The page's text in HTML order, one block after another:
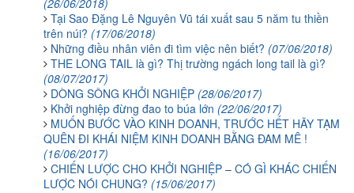
(26/06/2018)
Tại Sao Đặng Lê Nguyên Vũ tái xuất sau 5 năm tu thiền
trên núi? (17/06/2018)
Những điều nhân viên đi tìm việc nên biết? (07/06/2018)
THE LONG TAIL là gì? Thị trường ngách long tail là gì?
(08/07/2017)
DÒNG SÔNG KHỞI NGHIỆP (28/06/2017)
Khởi nghiệp đừng đao to búa lớn (22/06/2017)
MUỐN BƯỚC VÀO KINH DOANH, TRƯỚC HẾT HÃY TẠM
QUÊN ĐI KHÁI NIỆM KINH DOANH BẰNG ĐAM MÊ !
(16/06/2017)
CHIẾN LƯỢC CHO KHỞI NGHIỆP – CÓ GÌ KHÁC CHIẾN
LƯỢC NÓI CHUNG? (15/06/2017)